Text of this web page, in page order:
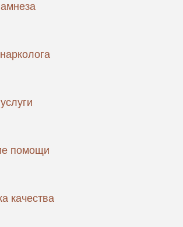
помощи
качества